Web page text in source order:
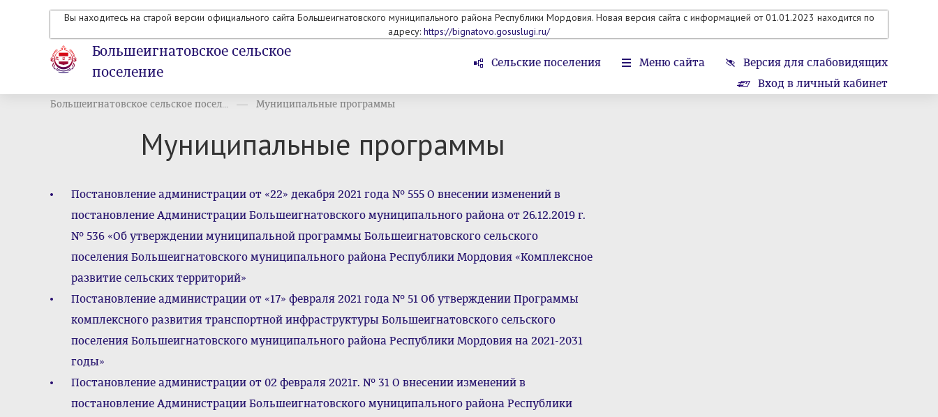
Вы находитесь на старой версии официального сайта Большеигнатовского муниципального района Республики Мордовия. Новая версия сайта с информацией от 01.01.2023 находится по
адресу: https://bignatovo.gosuslugi.ru/
Большеигнатовское сельское
поселение
Сельские поселения Меню сайта
Версия для слабовидящих
Вход в личный кабинет
Большеигнатовское сельское посел... Муниципальные программы
Муниципальные программы
Постановление администрации от «22» декабря 2021 года № 555 О внесении изменений в
постановление Администрации Большеигнатовского муниципального района от 26.12.2019 г.
№ 536 «Об утверждении муниципальной программы Большеигнатовского сельского
поселения Большеигнатовского муниципального района Республики Мордовия «Комплексное
развитие сельских территорий»
Постановление администрации от «17» февраля 2021 года № 51 Об утверждении Программы
комплексного развития транспортной инфраструктуры Большеигнатовского сельского
поселения Большеигнатовского муниципального района Республики Мордовия на 2021-2031
годы»
Постановление администрации от 02 февраля 2021г. № 31 О внесении изменений в
постановление Администрации Большеигнатовского муниципального района Республики